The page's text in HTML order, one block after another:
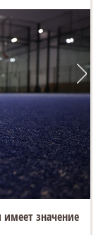
имеет значение